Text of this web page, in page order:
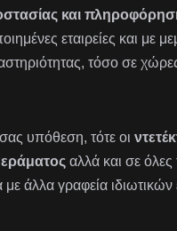
και
εταιρείες και με
τόσο σε
σας υπόθεση, τότε οι
αλλά και σε όλες
άλλα γραφεία